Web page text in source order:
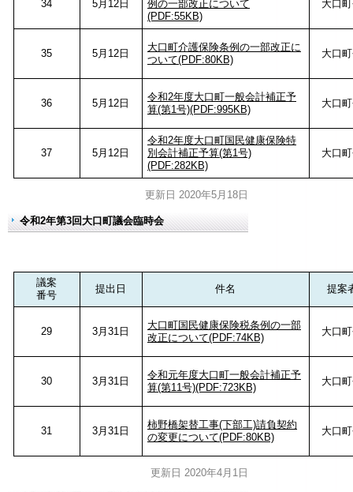
34 5月12日
例の一部改正について
(PDF:55KB)
大口
35 5月12日
大口町介護保険条例の一部改正に
ついて(PDF:80KB)
大口
36 5月12日
令和2年度大口町一般会計補正予
算(第1号)(PDF:995KB)
大口
37 5月12日
令和2年度大口町国民健康保険特
別会計補正予算(第1号)
(PDF:282KB)
大口
更新日 2020年5月18日
令和2年第3回大口町議会臨時会
議案
番号
提出日 件名 提案
29 3月31日
大口町国民健康保険税条例の一部
改正について(PDF:74KB)
大口
30 3月31日
令和元年度大口町一般会計補正予
算(第11号)(PDF:723KB)
大口
31 3月31日
柿野橋架替工事(下部工)請負契約
の変更について(PDF:80KB)
大口
更新日 2020年4月1日